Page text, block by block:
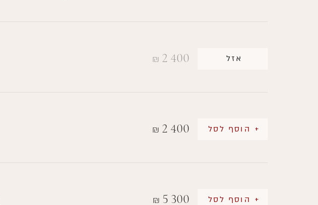
₪ 2 400 אזל
₪ 2 400 + הוסף לסל
₪ 5 300 + הוסף לסל